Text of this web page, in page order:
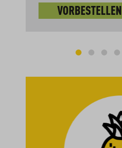
VORBESTELLEN